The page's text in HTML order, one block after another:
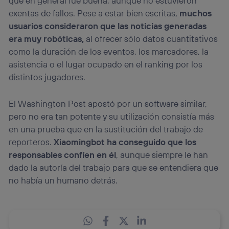
exentas de fallos. Pese a estar bien escritas, muchos
usuarios consideraron que las noticias generadas
era muy robóticas, al ofrecer sólo datos cuantitativos
como la duración de los eventos, los marcadores, la
asistencia o el lugar ocupado en el ranking por los
distintos jugadores.
El Washington Post apostó por un software similar,
pero no era tan potente y su utilización consistía más
en una prueba que en la sustitución del trabajo de
reporteros.Xiaomingbot ha conseguido que los
responsables confíen en él, aunque siempre le han
dado la autoría del trabajo para que se entendiera que
no había un humano detrás.